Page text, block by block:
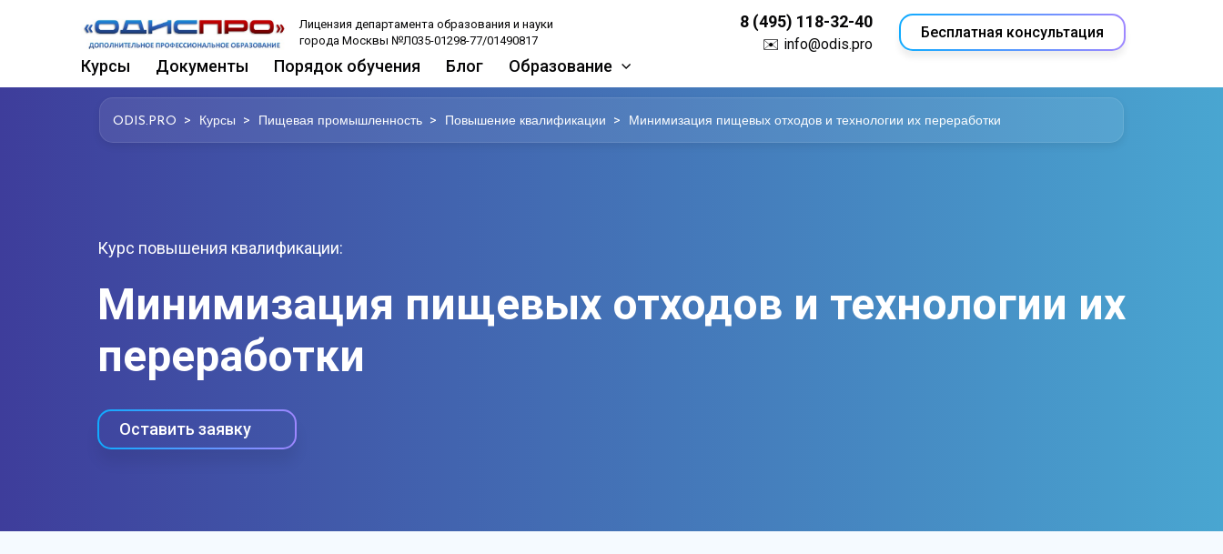
Лицензия департамента образования и науки
города Москвы №Л035-01298-77/01490817
8 (495) 118-32-40
✉️ info@odis.pro
Бесплатная консультация
Курсы Документы Порядок обучения Блог Образование
ODIS.PRO > Курсы > Пищевая промышленность > Повышение квалификации > Минимизация пищевых отходов и технологии их переработки
Курс повышения квалификации:
Минимизация пищевых отходов и технологии их
переработки
Оставить заявку